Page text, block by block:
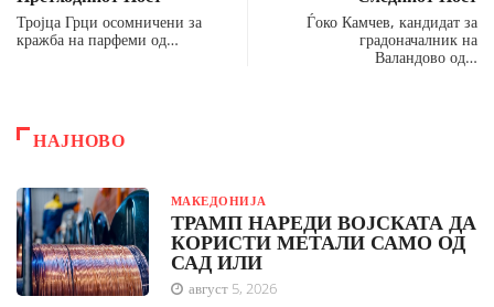
Тројца Грци осомничени за
кражба на парфеми од…
Ѓоко Камчев, кандидат за
градоначалник на
Валандово од…
НАЈНОВО
МАКЕДОНИЈА
ТРАМП НАРЕДИ ВОЈСКАТА ДА
КОРИСТИ МЕТАЛИ САМО ОД
САД ИЛИ
август 5, 2026